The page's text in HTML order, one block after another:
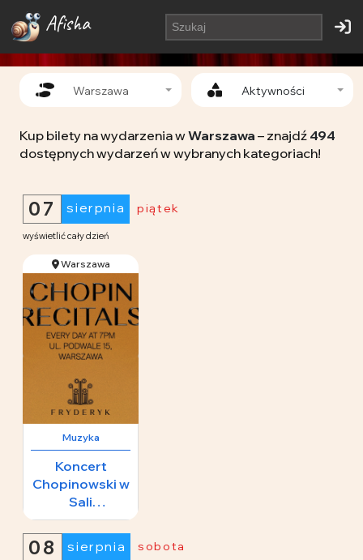
Afisha
Kup bilety na wydarzenia wWarszawa – znajdź 494
dostępnych wydarzeń w wybranych kategoriach!
Warszawa Aktywności
piątek
sierpnia
07
wyświetlić cały dzień
Warszawa
Muzyka
Koncert
Chopinowski w
Sali
Koncertowej
Fryderyk
sobota
sierpnia
08